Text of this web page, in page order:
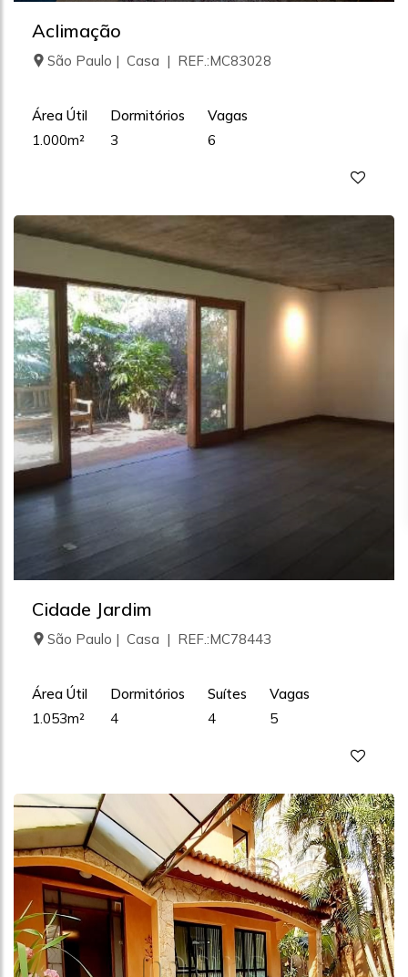
Aclimação
São Paulo | Casa | REF.:MC83028
Área Útil
1.000m²
Dormitórios
3
Vagas
6
Cidade Jardim
São Paulo | Casa | REF.:MC78443
Área Útil
1.053m²
Dormitórios
4
Suítes
4
Vagas
5